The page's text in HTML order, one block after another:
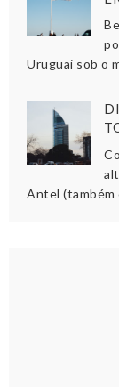
Uruguai sob o
Antel (também